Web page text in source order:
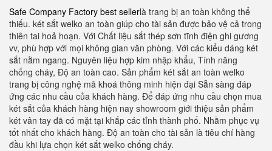
Safe Company Factory best sellerlà trang bị an toàn không thể
thiếu. két sắt welko an toàn giúp cho tài sản được bảo vệ cả trong
thiên tai hoả hoạn. Với Chất liệu sắt thép sơn tĩnh điện ghi gương
vv, phù hợp với mọi không gian văn phòng. Với các kiểu dáng két
sắt nằm ngang. Nguyên liệu hợp kim nhập khẩu, Tính năng
chống cháy, Độ an toàn cao. Sản phẩm két sắt an toàn welko
trang bị công nghệ mã khoá thông minh hiện đại Sẵn sàng đáp
ứng các nhu cầu của khách hàng. Để đáp ứng nhu cầu chọn mua
két sắt của khách hàng hiện nay showroom giới thiệu sản phẩm
két vân tay đã có mặt tại khắp các tỉnh thành phố. Nhằm phục vụ
tốt nhất cho khách hàng. Độ an toàn cho tài sản là tiêu chí hàng
đầu khi lựa chọn két sắt welko chống cháy.